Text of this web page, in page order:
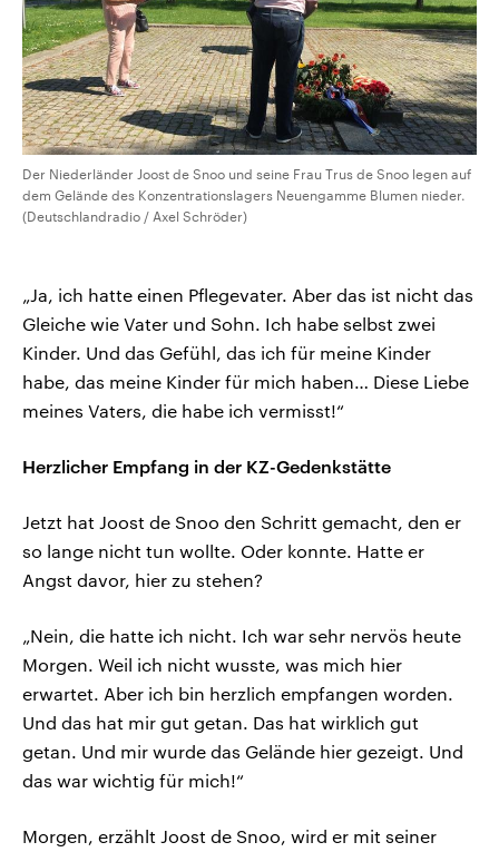
Der Niederländer Joost de Snoo und seine Frau Trus de Snoo legen auf
dem Gelände des Konzentrationslagers Neuengamme Blumen nieder.
(Deutschlandradio / Axel Schröder)
„Ja, ich hatte einen Pflegevater. Aber das ist nicht das
Gleiche wie Vater und Sohn. Ich habe selbst zwei
Kinder. Und das Gefühl, das ich für meine Kinder
habe, das meine Kinder für mich haben… Diese Liebe
meines Vaters, die habe ich vermisst!“
Herzlicher Empfang in der KZ-Gedenkstätte
Jetzt hat Joost de Snoo den Schritt gemacht, den er
so lange nicht tun wollte. Oder konnte. Hatte er
Angst davor, hier zu stehen?
„Nein, die hatte ich nicht. Ich war sehr nervös heute
Morgen. Weil ich nicht wusste, was mich hier
erwartet. Aber ich bin herzlich empfangen worden.
Und das hat mir gut getan. Das hat wirklich gut
getan. Und mir wurde das Gelände hier gezeigt. Und
das war wichtig für mich!“
Morgen, erzählt Joost de Snoo, wird er mit seiner